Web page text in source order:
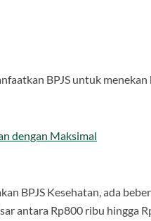
BPJS untuk
dengan Maksimal
BPJS Kesehatan, ada
antara Rp800 ribu hingga